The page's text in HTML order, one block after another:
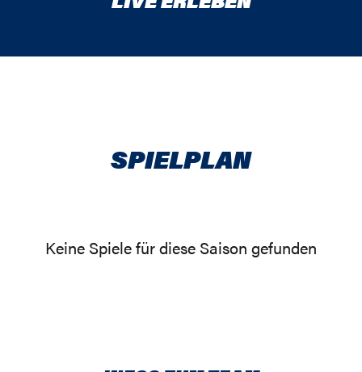
SPIELPLAN
Keine Spiele für diese Saison gefunden